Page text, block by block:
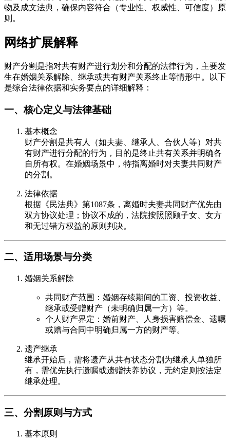
物及成文法典，确保内容符合（专业性、权威性、可信度）原
则。
网络扩展解释
财产分割是指对共有财产进行划分和分配的法律行为，主要发
生在婚姻关系解除、继承或共有财产关系终止等情形中。以下
是综合法律依据和实务要点的详细解释：
一、核心定义与法律基础
基本概念
财产分割是共有人（如夫妻、继承人、合伙人等）对共
有财产进行分配的行为，目的是终止共有关系并明确各
自所有权。在婚姻场景中，特指离婚时对夫妻共同财产
的分割。
法律依据
根据《民法典》第1087条，离婚时夫妻共同财产优先由
双方协议处理；协议不成的，法院按照照顾子女、女方
和无过错方权益的原则判决。
二、适用场景与分类
婚姻关系解除
共同财产范围：婚姻存续期间的工资、投资收益、
继承或受赠财产（未明确归属一方）等。
个人财产界定：婚前财产、人身损害赔偿金、遗嘱
或赠与合同中明确归属一方的财产等。
遗产继承
继承开始后，需将遗产从共有状态分割为继承人单独所
有，需优先执行遗嘱或遗赠扶养协议，无约定则按法定
继承处理。
三、分割原则与方式
基本原则